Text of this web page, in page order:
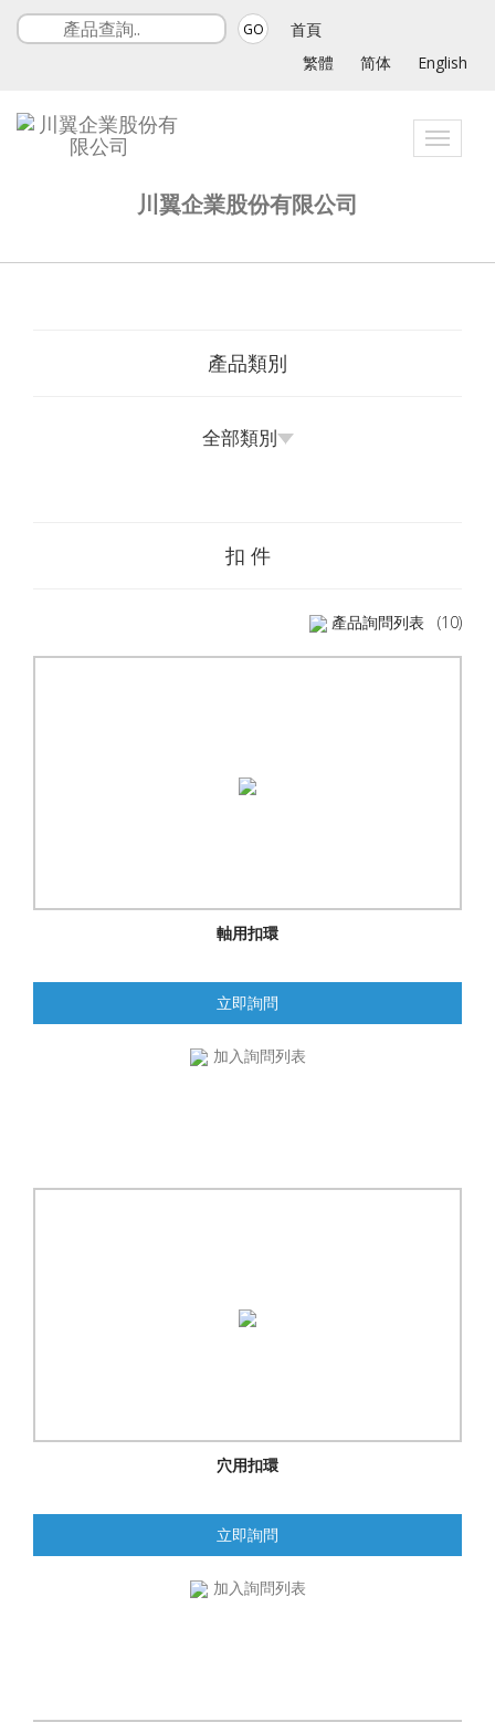
GO
首頁
繁體
简体 English
Toggle
川翼企業股份有限公司
產品類別
全部類別
扣 件
產品詢問列表 (10)
軸用扣環
立即詢問
加入詢問列表
穴用扣環
立即詢問
加入詢問列表